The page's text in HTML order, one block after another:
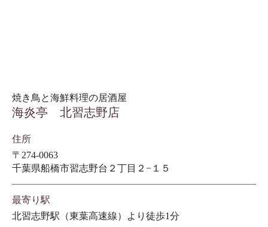
焼き鳥と海鮮料理の居酒屋
海炎亭 北習志野店
住所
〒274-0063
千葉県船橋市習志野台２丁目２−１５
最寄り駅
北習志野駅（東葉高速線）より徒歩1分